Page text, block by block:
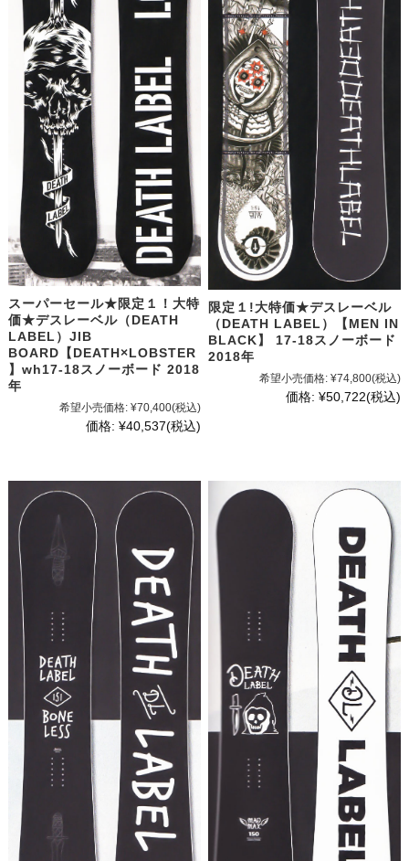
スーパーセール★限定１！大特
価★デスレーベル（DEATH
LABEL）JIB
BOARD【DEATH×LOBSTER
】wh17-18スノーボード 2018
年
希望小売価格: ¥70,400(税込)
価格: ¥40,537(税込)
限定１!大特価★デスレーベル
（DEATH LABEL）【MEN IN
BLACK】 17-18スノーボード
2018年
希望小売価格: ¥74,800(税込)
価格: ¥50,722(税込)